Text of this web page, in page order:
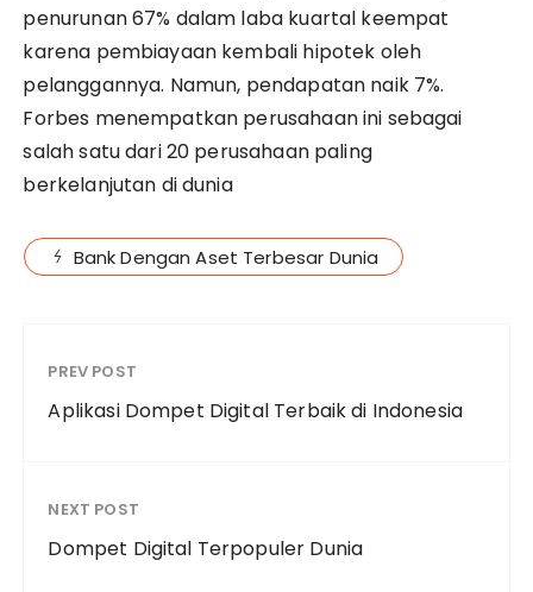
penurunan 67% dalam laba kuartal keempat
karena pembiayaan kembali hipotek oleh
pelanggannya. Namun, pendapatan naik 7%.
Forbes menempatkan perusahaan ini sebagai
salah satu dari 20 perusahaan paling
berkelanjutan di dunia
Bank Dengan Aset Terbesar Dunia
PREV POST
Aplikasi Dompet Digital Terbaik di Indonesia
NEXT POST
Dompet Digital Terpopuler Dunia